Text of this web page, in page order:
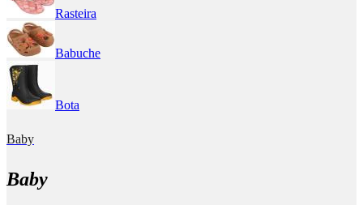
Rasteira
Babuche
Bota
Baby
Baby